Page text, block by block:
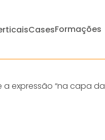
CasesFormações
a expressão “na capa